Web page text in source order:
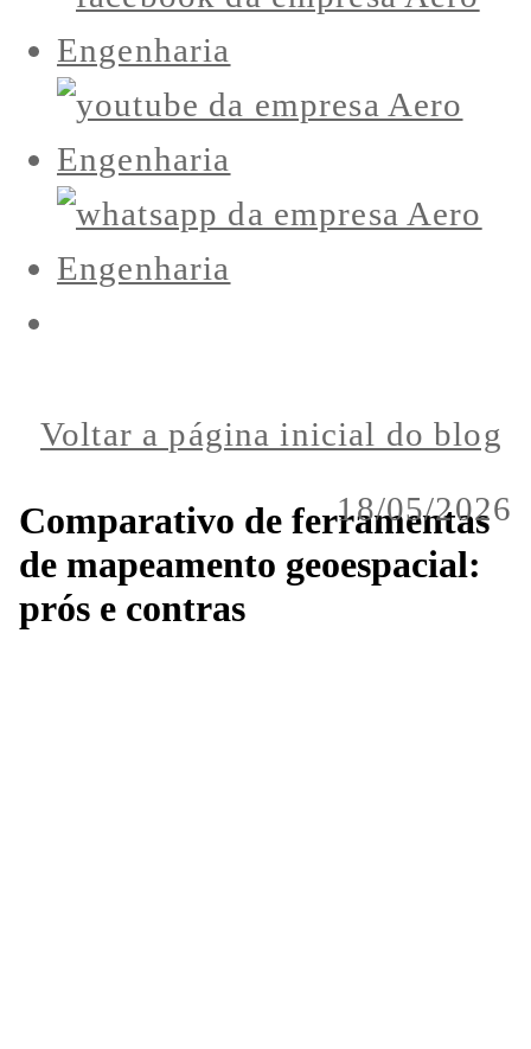
18/05/2026
Voltar a página inicial do blog
Comparativo de ferramentas
de mapeamento geoespacial:
prós e contras